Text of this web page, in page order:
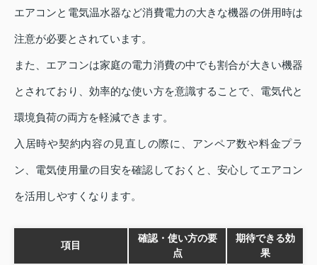
エアコンと電気温水器など消費電力の大きな機器の併用時は
注意が必要とされています。
また、エアコンは家庭の電力消費の中でも割合が大きい機器
とされており、効率的な使い方を意識することで、電気代と
環境負荷の両方を軽減できます。
入居時や契約内容の見直しの際に、アンペア数や料金プラ
ン、電気使用量の目安を確認しておくと、安心してエアコン
を活用しやすくなります。
項目
確認・使い方の要
点
期待できる効
果